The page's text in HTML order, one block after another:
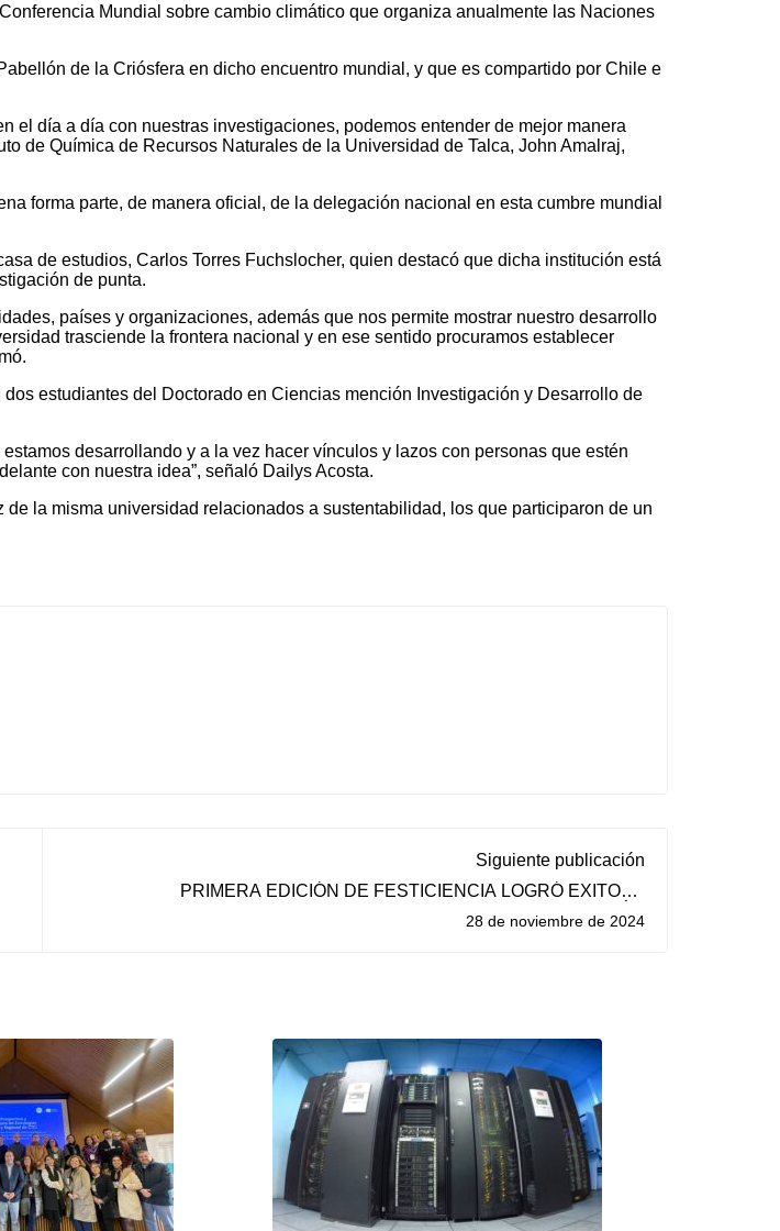
Mundial sobre cambio climático que organiza anualmente las Naciones
de la Criósfera en dicho encuentro mundial, y que es compartido por Chile e
el día a día con nuestras investigaciones, podemos entender de mejor manera
de Química de Recursos Naturales de la Universidad de Talca, John Amalraj,
forma parte, de manera oficial, de la delegación nacional en esta cumbre mundial
de estudios, Carlos Torres Fuchslocher, quien destacó que dicha institución está
de punta.
países y organizaciones, además que nos permite mostrar nuestro desarrollo
trasciende la frontera nacional y en ese sentido procuramos establecer
estudiantes del Doctorado en Ciencias mención Investigación y Desarrollo de
desarrollando y a la vez hacer vínculos y lazos con personas que estén
con nuestra idea”, señaló Dailys Acosta.
la misma universidad relacionados a sustentabilidad, los que participaron de un
Siguiente publicación
PRIMERA EDICIÓN DE FESTICIENCIA LOGRÓ EXITOSA
28 de noviembre de 2024